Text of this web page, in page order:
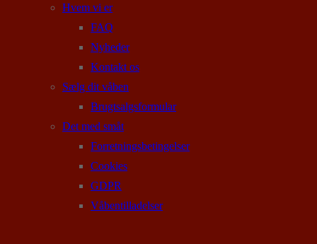
Hvem vi er
FAQ
Nyheder
Kontakt os
Sælg dit våben
Brugtsalgsformular
Det med småt
Forretningsbetingelser
Cookies
GDPR
Våbentilladelser